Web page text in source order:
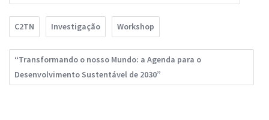
C2TN Investigação Workshop
“Transformando o nosso Mundo: a Agenda para o
Desenvolvimento Sustentável de 2030”